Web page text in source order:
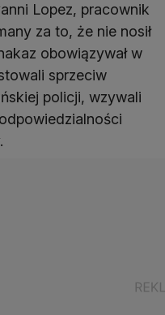
Lopez, pracownik
za to, że nie nosił
obowiązywał w
sprzeciw
policji, wzywali